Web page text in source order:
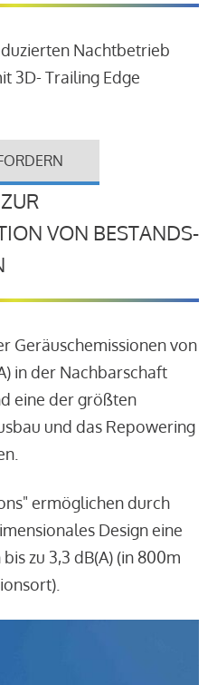
Nachtbetrieb
3D- Trailing Edge
VON BESTANDS-
Geräuschemissionen von
in der Nachbarschaft
eine der größten
und das Repowering
ermöglichen durch
Design eine
zu 3,3 dB(A) (in 800m